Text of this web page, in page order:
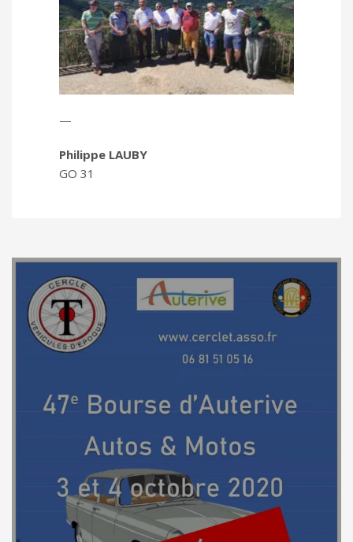
—
Philippe LAUBY
GO 31